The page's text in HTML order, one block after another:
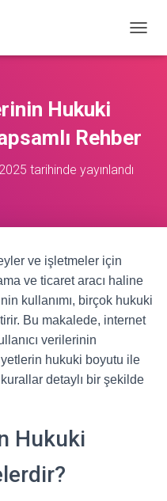
E
Hukuki
Rehber
tarihinde yayınlandı
ve işletmeler için
ve ticaret aracı haline
kullanımı, birçok hukuki
Bu makalede, internet
verilerinin
hukuki boyutu ile
detaylı bir şekilde
Hukuki